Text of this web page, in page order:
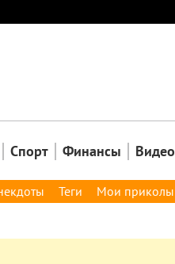
Спорт Финансы Видео
Теги Мои приколы